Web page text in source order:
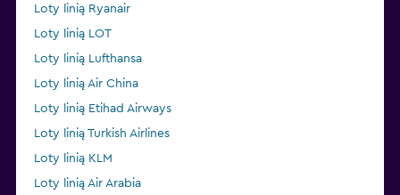
Loty linią Ryanair
Loty linią LOT
Loty linią Lufthansa
Loty linią Air China
Loty linią Etihad Airways
Loty linią Turkish Airlines
Loty linią KLM
Loty linią Air Arabia